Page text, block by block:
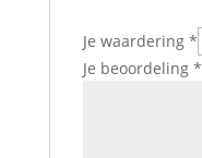
Je waardering *
Je beoordeling *